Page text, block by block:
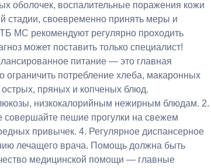
оболочек, воспалительные поражения кожи
стадии, своевременно принять меры и
МС рекомендуют регулярно проходить
может поставить только специалист!
питание — это главная
ограничить потребление хлеба, макаронных
острых, пряных и копченых блюд.
низкокалорийным нежирным блюдам. 2.
совершайте пешие прогулки на свежем
привычек. 4. Регулярное диспансерное
лечащего врача. Помощь должна быть
медицинской помощи — главные